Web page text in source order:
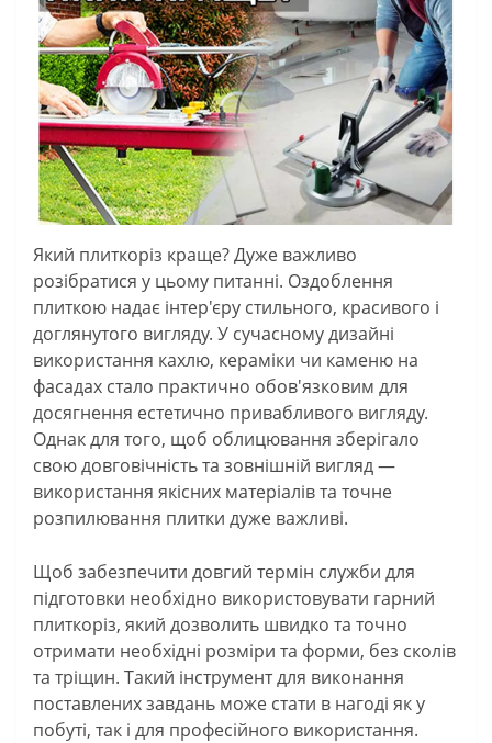
Який плиткоріз краще? Дуже важливо
розібратися у цьому питанні. Оздоблення
плиткою надає інтер'єру стильного, красивого і
доглянутого вигляду. У сучасному дизайні
використання кахлю, кераміки чи каменю на
фасадах стало практично обов'язковим для
досягнення естетично привабливого вигляду.
Однак для того, щоб облицювання зберігало
свою довговічність та зовнішній вигляд —
використання якісних матеріалів та точне
розпилювання плитки дуже важливі.
Щоб забезпечити довгий термін служби для
підготовки необхідно використовувати гарний
плиткоріз, який дозволить швидко та точно
отримати необхідні розміри та форми, без сколів
та тріщин. Такий інструмент для виконання
поставлених завдань може стати в нагоді як у
побуті, так і для професійного використання.